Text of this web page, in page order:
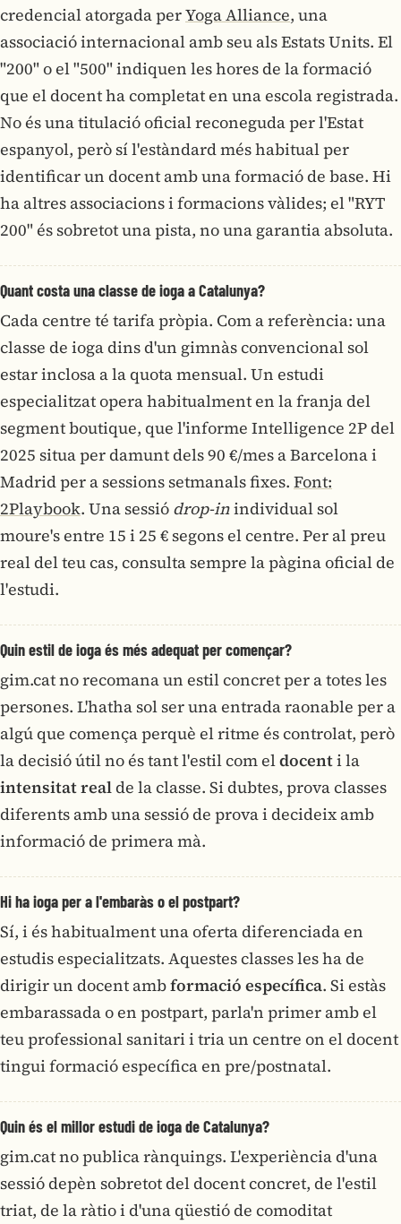
credencial atorgada perYoga Alliance, una
associació internacional amb seu als Estats Units. El
"200" o el "500" indiquen les hores de la formació
que el docent ha completat en una escola registrada.
No és una titulació oficial reconeguda per l'Estat
espanyol, però sí l'estàndard més habitual per
identificar un docent amb una formació de base. Hi
ha altres associacions i formacions vàlides; el "RYT
200" és sobretot una pista, no una garantia absoluta.
Quant costa una classe de ioga a Catalunya?
Cada centre té tarifa pròpia. Com a referència: una
classe de ioga dins d'un gimnàs convencional sol
estar inclosa a la quota mensual. Un estudi
especialitzat opera habitualment en la franja del
segment boutique, que l'informe Intelligence 2P del
2025 situa per damunt dels 90 €/mes a Barcelona i
Madrid per a sessions setmanals fixes. Font:
2Playbook. Una sessió drop-inindividual sol
moure's entre 15 i 25 € segons el centre. Per al preu
real del teu cas, consulta sempre la pàgina oficial de
l'estudi.
Quin estil de ioga és més adequat per començar?
gim.cat no recomana un estil concret per a totes les
persones. L'hatha sol ser una entrada raonable per a
algú que comença perquè el ritme és controlat, però
la decisió útil no és tant l'estil com eldocenti la
intensitat realde la classe. Si dubtes, prova classes
diferents amb una sessió de prova i decideix amb
informació de primera mà.
Hi ha ioga per a l'embaràs o el postpart?
Sí, i és habitualment una oferta diferenciada en
estudis especialitzats. Aquestes classes les ha de
dirigir un docent ambformació específica. Si estàs
embarassada o en postpart, parla'n primer amb el
teu professional sanitari i tria un centre on el docent
tingui formació específica en pre/postnatal.
Quin és el millor estudi de ioga de Catalunya?
gim.cat no publica rànquings. L'experiència d'una
sessió depèn sobretot del docent concret, de l'estil
triat, de la ràtio i d'una qüestió de comoditat